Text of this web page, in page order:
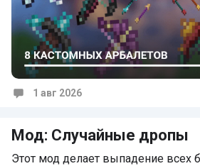
1 авг 2026
Мод: Случайные дропы
Этот мод делает выпадение всех